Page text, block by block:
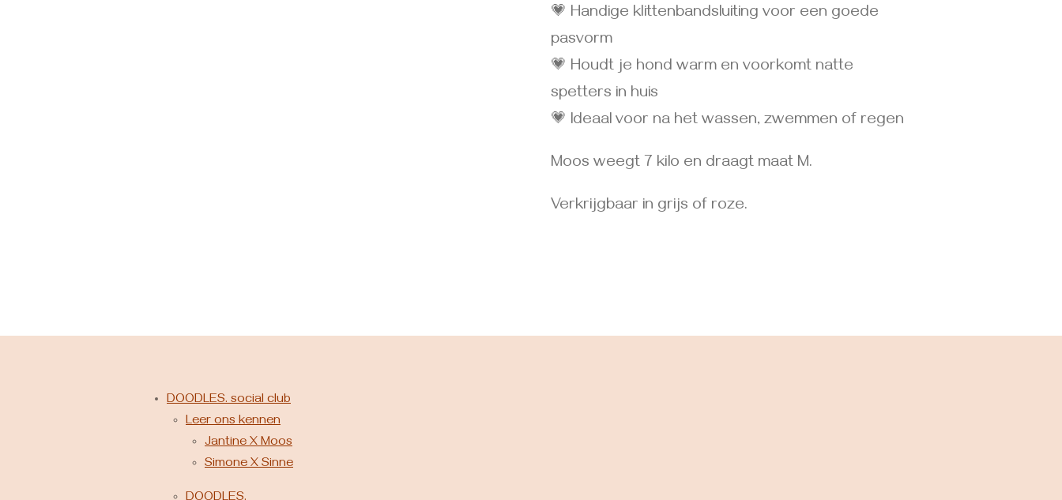
💗 Handige klittenbandsluiting voor een goede
pasvorm
💗 Houdt je hond warm en voorkomt natte
spetters in huis
💗 Ideaal voor na het wassen, zwemmen of regen
Moos weegt 7 kilo en draagt maat M.
Verkrijgbaar in grijs of roze.
DOODLES. social club
Leer ons kennen
Jantine X Moos
Simone X Sinne